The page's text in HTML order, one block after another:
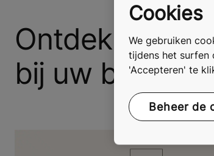
Ontdek de
bij uw
Cookies
We gebruiken
tijdens het surfen
'Accepteren' te
Beheer de